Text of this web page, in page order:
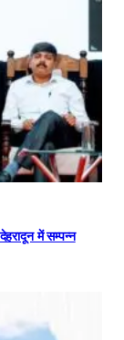
में सम्पन्न